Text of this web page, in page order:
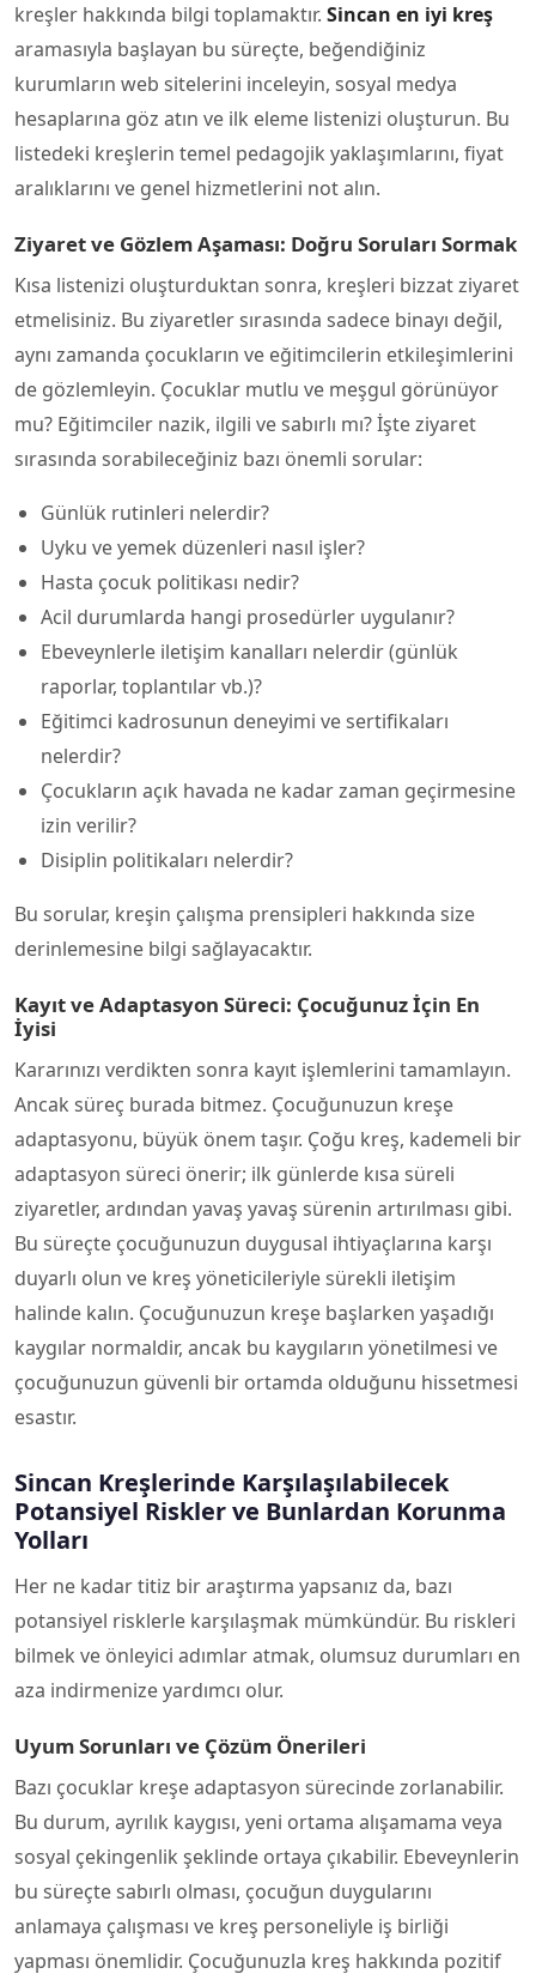
kreşler hakkında bilgi toplamaktır. Sincan en iyi kreş
aramasıyla başlayan bu süreçte, beğendiğiniz
kurumların web sitelerini inceleyin, sosyal medya
hesaplarına göz atın ve ilk eleme listenizi oluşturun. Bu
listedeki kreşlerin temel pedagojik yaklaşımlarını, fiyat
aralıklarını ve genel hizmetlerini not alın.
Ziyaret ve Gözlem Aşaması: Doğru Soruları Sormak
Kısa listenizi oluşturduktan sonra, kreşleri bizzat ziyaret
etmelisiniz. Bu ziyaretler sırasında sadece binayı değil,
aynı zamanda çocukların ve eğitimcilerin etkileşimlerini
de gözlemleyin. Çocuklar mutlu ve meşgul görünüyor
mu? Eğitimciler nazik, ilgili ve sabırlı mı? İşte ziyaret
sırasında sorabileceğiniz bazı önemli sorular:
Günlük rutinleri nelerdir?
Uyku ve yemek düzenleri nasıl işler?
Hasta çocuk politikası nedir?
Acil durumlarda hangi prosedürler uygulanır?
Ebeveynlerle iletişim kanalları nelerdir (günlük
raporlar, toplantılar vb.)?
Eğitimci kadrosunun deneyimi ve sertifikaları
nelerdir?
Çocukların açık havada ne kadar zaman geçirmesine
izin verilir?
Disiplin politikaları nelerdir?
Bu sorular, kreşin çalışma prensipleri hakkında size
derinlemesine bilgi sağlayacaktır.
Kayıt ve Adaptasyon Süreci: Çocuğunuz İçin En
İyisi
Kararınızı verdikten sonra kayıt işlemlerini tamamlayın.
Ancak süreç burada bitmez. Çocuğunuzun kreşe
adaptasyonu, büyük önem taşır. Çoğu kreş, kademeli bir
adaptasyon süreci önerir; ilk günlerde kısa süreli
ziyaretler, ardından yavaş yavaş sürenin artırılması gibi.
Bu süreçte çocuğunuzun duygusal ihtiyaçlarına karşı
duyarlı olun ve kreş yöneticileriyle sürekli iletişim
halinde kalın. Çocuğunuzun kreşe başlarken yaşadığı
kaygılar normaldir, ancak bu kaygıların yönetilmesi ve
çocuğunuzun güvenli bir ortamda olduğunu hissetmesi
esastır.
Sincan Kreşlerinde Karşılaşılabilecek
Potansiyel Riskler ve Bunlardan Korunma
Yolları
Her ne kadar titiz bir araştırma yapsanız da, bazı
potansiyel risklerle karşılaşmak mümkündür. Bu riskleri
bilmek ve önleyici adımlar atmak, olumsuz durumları en
aza indirmenize yardımcı olur.
Uyum Sorunları ve Çözüm Önerileri
Bazı çocuklar kreşe adaptasyon sürecinde zorlanabilir.
Bu durum, ayrılık kaygısı, yeni ortama alışamama veya
sosyal çekingenlik şeklinde ortaya çıkabilir. Ebeveynlerin
bu süreçte sabırlı olması, çocuğun duygularını
anlamaya çalışması ve kreş personeliyle iş birliği
yapması önemlidir. Çocuğunuzla kreş hakkında pozitif